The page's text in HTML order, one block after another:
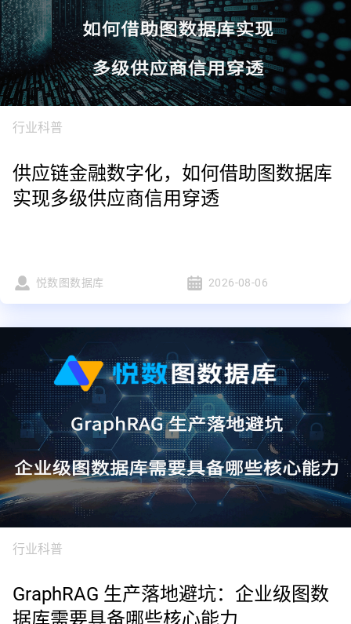
行业科普
供应链金融数字化，如何借助图数据库
实现多级供应商信用穿透
悦数图数据库 2026-08-06
行业科普
GraphRAG 生产落地避坑：企业级图数
据库需要具备哪些核心能力